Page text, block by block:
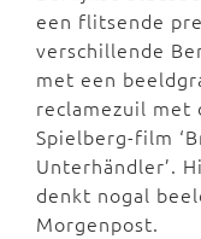
een flitsende
verschillende
met een
reclamezuil met
Spielberg-film
Unterhändler’.
denkt nogal
Morgenpost.